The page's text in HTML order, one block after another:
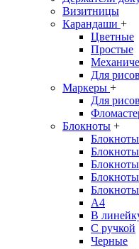
Визитницы
Карандаши +
Цветные
Простые
Для
Маркеры +
Для
Блокноты +
Блокноты
A4
В
С ручкой
Черные